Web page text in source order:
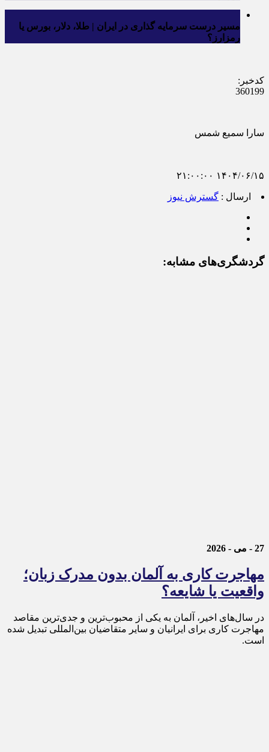
مسیر درست سرمایه‌ گذاری در ایران | طلا، دلار، بورس یا
رمزارز؟
کدخبر:
360199
سارا سمیع شمس
۱۴۰۴/۰۶/۱۵ ۲۱:۰۰:۰۰
ارسال : گسترش نیوز
گردشگری‌های مشابه:
27 - می - 2026
مهاجرت کاری به آلمان بدون مدرک زبان؛
واقعیت یا شایعه؟
در سال‌های اخیر، آلمان به یکی از محبوب‌ترین و جدی‌ترین مقاصد
مهاجرت کاری برای ایرانیان و سایر متقاضیان بین‌المللی تبدیل شده
است.